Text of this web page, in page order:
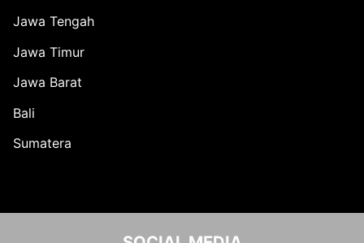
Jawa Tengah
Jawa Timur
Jawa Barat
Bali
Sumatera